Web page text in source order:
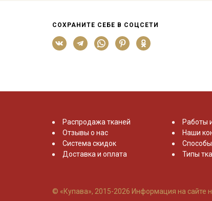
СОХРАНИТЕ СЕБЕ В СОЦСЕТИ
Распродажа тканей
Отзывы о нас
Система скидок
Доставка и оплата
Работы
Наши
Типы
© «Купава», 2015-2026 Информация на сайте